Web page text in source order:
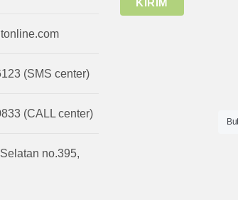
(SMS center)
(CALL center)
no.395,